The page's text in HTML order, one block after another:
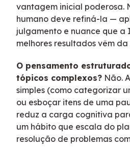
vantagem inicial poderosa.
humano deve refiná-la —
julgamento e nuance que a
melhores resultados vêm
O pensamento
tópicos complexos? Não.
simples (como categorizar
ou esboçar itens de uma
reduz a carga cognitiva
um hábito que escala do
resolução de problemas